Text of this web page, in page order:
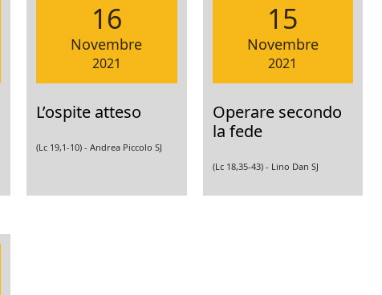
16
Novembre
2021
L’ospite atteso
(Lc 19,1-10) -Andrea Piccolo SJ
15
Novembre
2021
Operare secondo
la fede
(Lc 18,35-43) - Lino Dan SJ